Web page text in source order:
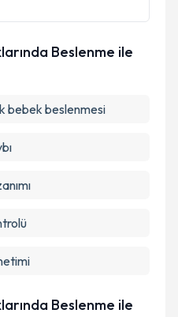
Beslenme ile
bebek beslenmesi
Beslenme ile